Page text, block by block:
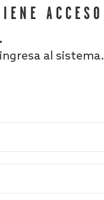
ACCESO
al sistema.